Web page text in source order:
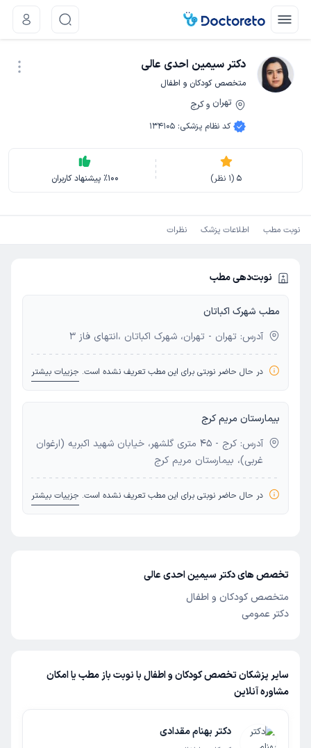
دکتر سیمین احدی عالی
متخصص کودکان و اطفال
تهران وکرج
کد نظام پزشکی:
134105
5
(
1 نظر) ٪100 پیشنهاد کاربران
نوبت مطب اطلاعات پزشک نظرات
نوبت‌دهی مطب
مطب شهرک اکباتان
آدرس: تهران - تهران، شهرک اکباتان ،انتهای فاز 3
در حال حاضر نوبتی برای این مطب تعریف نشده است. جزییات بیشتر
بیمارستان مریم کرج
آدرس: کرج - 45 متری گلشهر، خیابان شهید اکبریه (ارغوان
غربی)، بیمارستان مریم کرج
در حال حاضر نوبتی برای این مطب تعریف نشده است. جزییات بیشتر
تخصص های دکتر سیمین احدی عالی
متخصص کودکان و اطفال
دکتر عمومی
سایر پزشکان تخصص کودکان و اطفال با نوبت باز مطب یا امکان
مشاوره آنلاین
دکتر بهنام مقدادی